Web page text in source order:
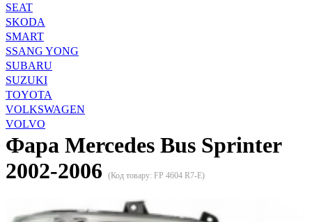
SEAT
SKODA
SMART
SSANG YONG
SUBARU
SUZUKI
TOYOTA
VOLKSWAGEN
VOLVO
Фара Mercedes Bus Sprinter
2002-2006
(Код товару: FP 4604 R7-E)